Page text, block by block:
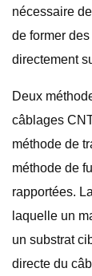
nécessaire
de former
directement
Deux
câblages
méthode de
méthode de
rapportées.
laquelle un
un substrat
directe du